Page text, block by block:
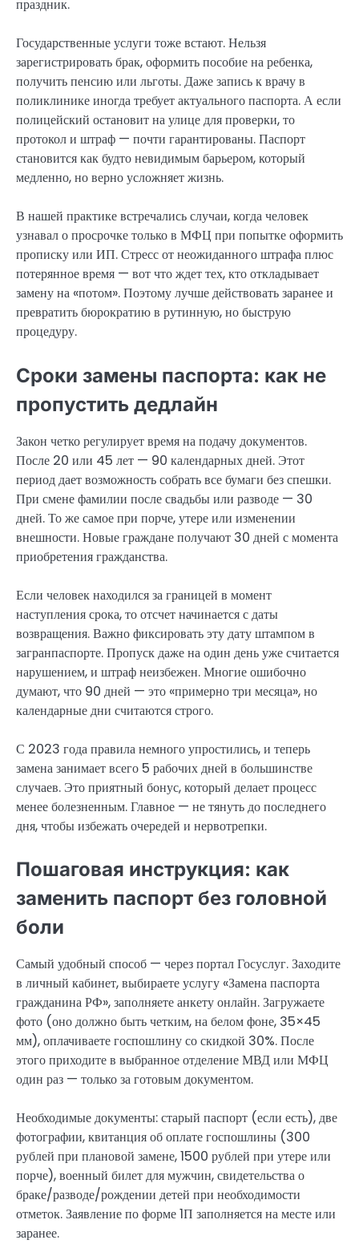
праздник.
Государственные услуги тоже встают. Нельзя
зарегистрировать брак, оформить пособие на ребенка,
получить пенсию или льготы. Даже запись к врачу в
поликлинике иногда требует актуального паспорта. А если
полицейский остановит на улице для проверки, то
протокол и штраф — почти гарантированы. Паспорт
становится как будто невидимым барьером, который
медленно, но верно усложняет жизнь.
В нашей практике встречались случаи, когда человек
узнавал о просрочке только в МФЦ при попытке оформить
прописку или ИП. Стресс от неожиданного штрафа плюс
потерянное время — вот что ждет тех, кто откладывает
замену на «потом». Поэтому лучше действовать заранее и
превратить бюрократию в рутинную, но быструю
процедуру.
Сроки замены паспорта: как не
пропустить дедлайн
Закон четко регулирует время на подачу документов.
После 20 или 45 лет — 90 календарных дней. Этот
период дает возможность собрать все бумаги без спешки.
При смене фамилии после свадьбы или разводе — 30
дней. То же самое при порче, утере или изменении
внешности. Новые граждане получают 30 дней с момента
приобретения гражданства.
Если человек находился за границей в момент
наступления срока, то отсчет начинается с даты
возвращения. Важно фиксировать эту дату штампом в
загранпаспорте. Пропуск даже на один день уже считается
нарушением, и штраф неизбежен. Многие ошибочно
думают, что 90 дней — это «примерно три месяца», но
календарные дни считаются строго.
С 2023 года правила немного упростились, и теперь
замена занимает всего 5 рабочих дней в большинстве
случаев. Это приятный бонус, который делает процесс
менее болезненным. Главное — не тянуть до последнего
дня, чтобы избежать очередей и нервотрепки.
Пошаговая инструкция: как
заменить паспорт без головной
боли
Самый удобный способ — через портал Госуслуг. Заходите
в личный кабинет, выбираете услугу «Замена паспорта
гражданина РФ», заполняете анкету онлайн. Загружаете
фото (оно должно быть четким, на белом фоне, 35×45
мм), оплачиваете госпошлину со скидкой 30%. После
этого приходите в выбранное отделение МВД или МФЦ
один раз — только за готовым документом.
Необходимые документы: старый паспорт (если есть), две
фотографии, квитанция об оплате госпошлины (300
рублей при плановой замене, 1500 рублей при утере или
порче), военный билет для мужчин, свидетельства о
браке/разводе/рождении детей при необходимости
отметок. Заявление по форме 1П заполняется на месте или
заранее.